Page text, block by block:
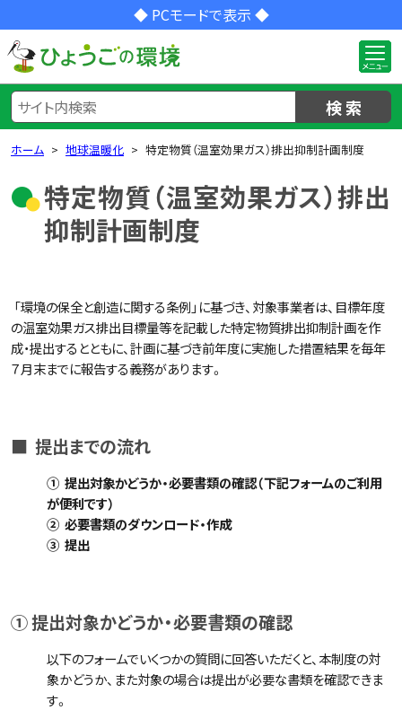
◆ PCモードで表示 ◆
検 索
ホーム 地球温暖化 特定物質（温室効果ガス）排出抑制計画制度
特定物質（温室効果ガス）排出
抑制計画制度
「環境の保全と創造に関する条例」に基づき、対象事業者は、目標年度
の温室効果ガス排出目標量等を記載した特定物質排出抑制計画を作
成・提出するとともに、計画に基づき前年度に実施した措置結果を毎年
７月末までに報告する義務があります。​
■ 提出までの流れ
① 提出対象かどうか・必要書類の確認（下記フォームのご利用
が便利です）
② 必要書類のダウンロード・作成
③ 提出
①提出対象かどうか・必要書類の確認
以下のフォームでいくつかの質問に回答いただくと、本制度の対
象かどうか、また対象の場合は提出が必要な書類を確認できま
す。